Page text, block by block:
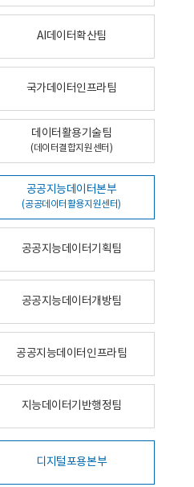
AI데이터확산팀
국가데이터인프라팀
데이터활용기술팀
(데이터결합지원센터)
공공지능데이터본부
(공공데이터활용지원센터)
공공지능데이터기획팀
공공지능데이터개방팀
공공지능데이터인프라팀
지능데이터기반행정팀
디지털포용본부